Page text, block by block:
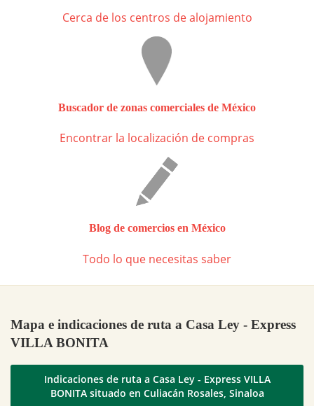
Cerca de los centros de alojamiento
Buscador de zonas comerciales de México
Encontrar la localización de compras
Blog de comercios en México
Todo lo que necesitas saber
Mapa e indicaciones de ruta a Casa Ley - Express
VILLA BONITA
Indicaciones de ruta a Casa Ley - Express VILLA
BONITA situado en Culiacán Rosales, Sinaloa